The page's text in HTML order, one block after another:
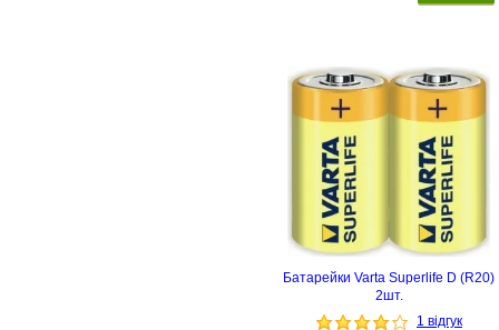
mAh, напруга: 1.2V, кількість в
упаковці: 2 шт.
Батарейки Varta Superlife D (R20)
2шт.
1 відгук